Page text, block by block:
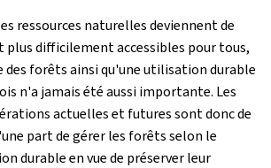
ressources naturelles deviennent de
plus difficilement accessibles pour tous,
des forêts ainsi qu'une utilisation durable
n'a jamais été aussi importante. Les
actuelles et futures sont donc de
part de gérer les forêts selon le
durable en vue de préserver leur